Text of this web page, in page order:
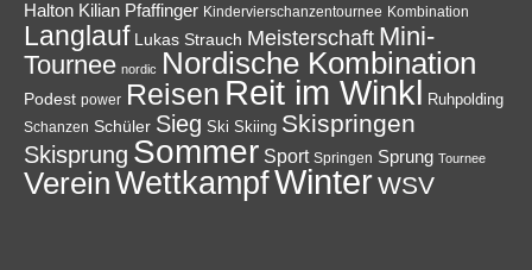
Halton Kilian Pfaffinger Kindervierschanzentournee Kombination
Langlauf Lukas Strauch Meisterschaft Mini-
Tournee nordic Nordische Kombination
Podest power Reisen Reit im Winkl Ruhpolding
Schanzen Schüler Sieg Ski Skiing Skispringen
Skisprung Sommer Sport Springen Sprung Tournee
VereinWettkampfWinterWSV